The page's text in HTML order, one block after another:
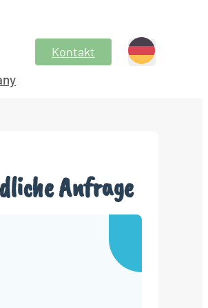
Kontakt
Anfrage